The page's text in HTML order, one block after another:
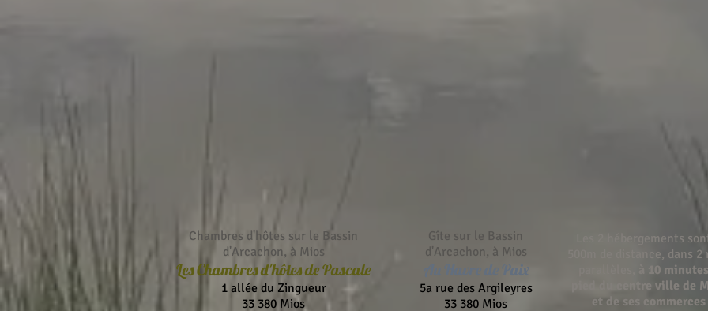
Gîte sur le Bassin
d'Arcachon, à Mios
Au Havre de Paix
5a rue des Argileyres
33 380 Mios
Les 2 hébergements
500m de distance, dans 2
à 10
pied du centre ville de
et de ses
commerces
Chambres d'hôtes sur le Bassin
d'Arcachon, à Mios
Les Chambres d'hôtes de Pascale
1 allée du Zingueur
33 380 Mios